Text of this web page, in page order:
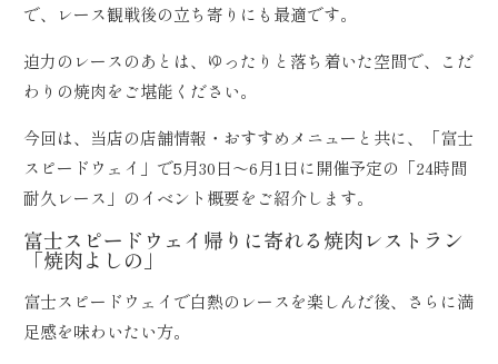
で、レース観戦後の立ち寄りにも最適です。
迫力のレースのあとは、ゆったりと落ち着いた空間で、こだ
わりの焼肉をご堪能ください。
今回は、当店の店舗情報・おすすめメニューと共に、「富士
スピードウェイ」で5月30日～6月1日に開催予定の「24時間
耐久レース」のイベント概要をご紹介します。
富士スピードウェイ帰りに寄れる焼肉レストラン
「焼肉よしの」
富士スピードウェイで白熱のレースを楽しんだ後、さらに満
足感を味わいたい方。